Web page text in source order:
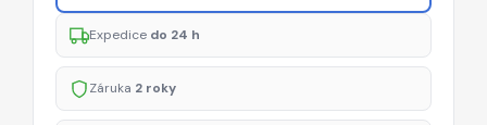
Expedice do 24 h
Záruka 2 roky